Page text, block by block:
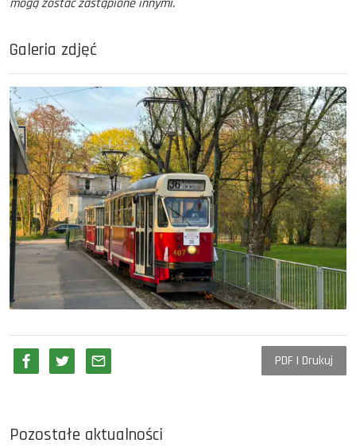
mogą zostać zastąpione innymi.
Galeria zdjęć
PDF | Drukuj
Pozostałe aktualności